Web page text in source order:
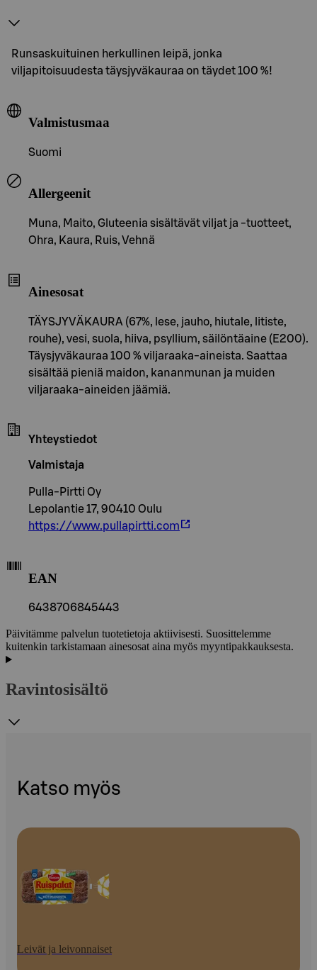
Runsaskuituinen herkullinen leipä, jonka
viljapitoisuudesta täysjyväkauraa on täydet 100 %!
Valmistusmaa
Suomi
Allergeenit
Muna, Maito, Gluteenia sisältävät viljat ja -tuotteet,
Ohra, Kaura, Ruis, Vehnä
Ainesosat
TÄYSJYVÄKAURA (67%, lese, jauho, hiutale, litiste,
rouhe), vesi, suola, hiiva, psyllium, säilöntäaine (E200).
Täysjyväkauraa 100 % viljaraaka-aineista. Saattaa
sisältää pieniä maidon, kananmunan ja muiden
viljaraaka-aineiden jäämiä.
Yhteystiedot
Valmistaja
Pulla-Pirtti Oy
Lepolantie 17, 90410 Oulu
https://www.pullapirtti.com
EAN
6438706845443
Päivitämme palvelun tuotetietoja aktiivisesti. Suosittelemme
kuitenkin tarkistamaan ainesosat aina myös myyntipakkauksesta.
Ravintosisältö
Katso myös
Leivät ja leivonnaiset